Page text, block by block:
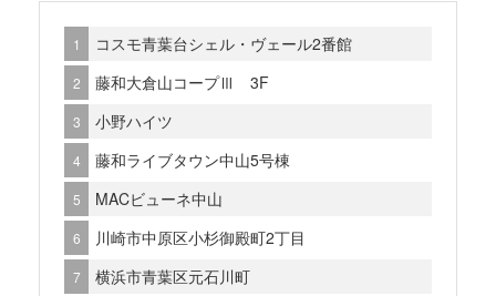
コスモ青葉台シェル・ヴェール2番館
藤和大倉山コープⅢ 3F
小野ハイツ
藤和ライブタウン中山5号棟
MACビューネ中山
川崎市中原区小杉御殿町2丁目
横浜市青葉区元石川町